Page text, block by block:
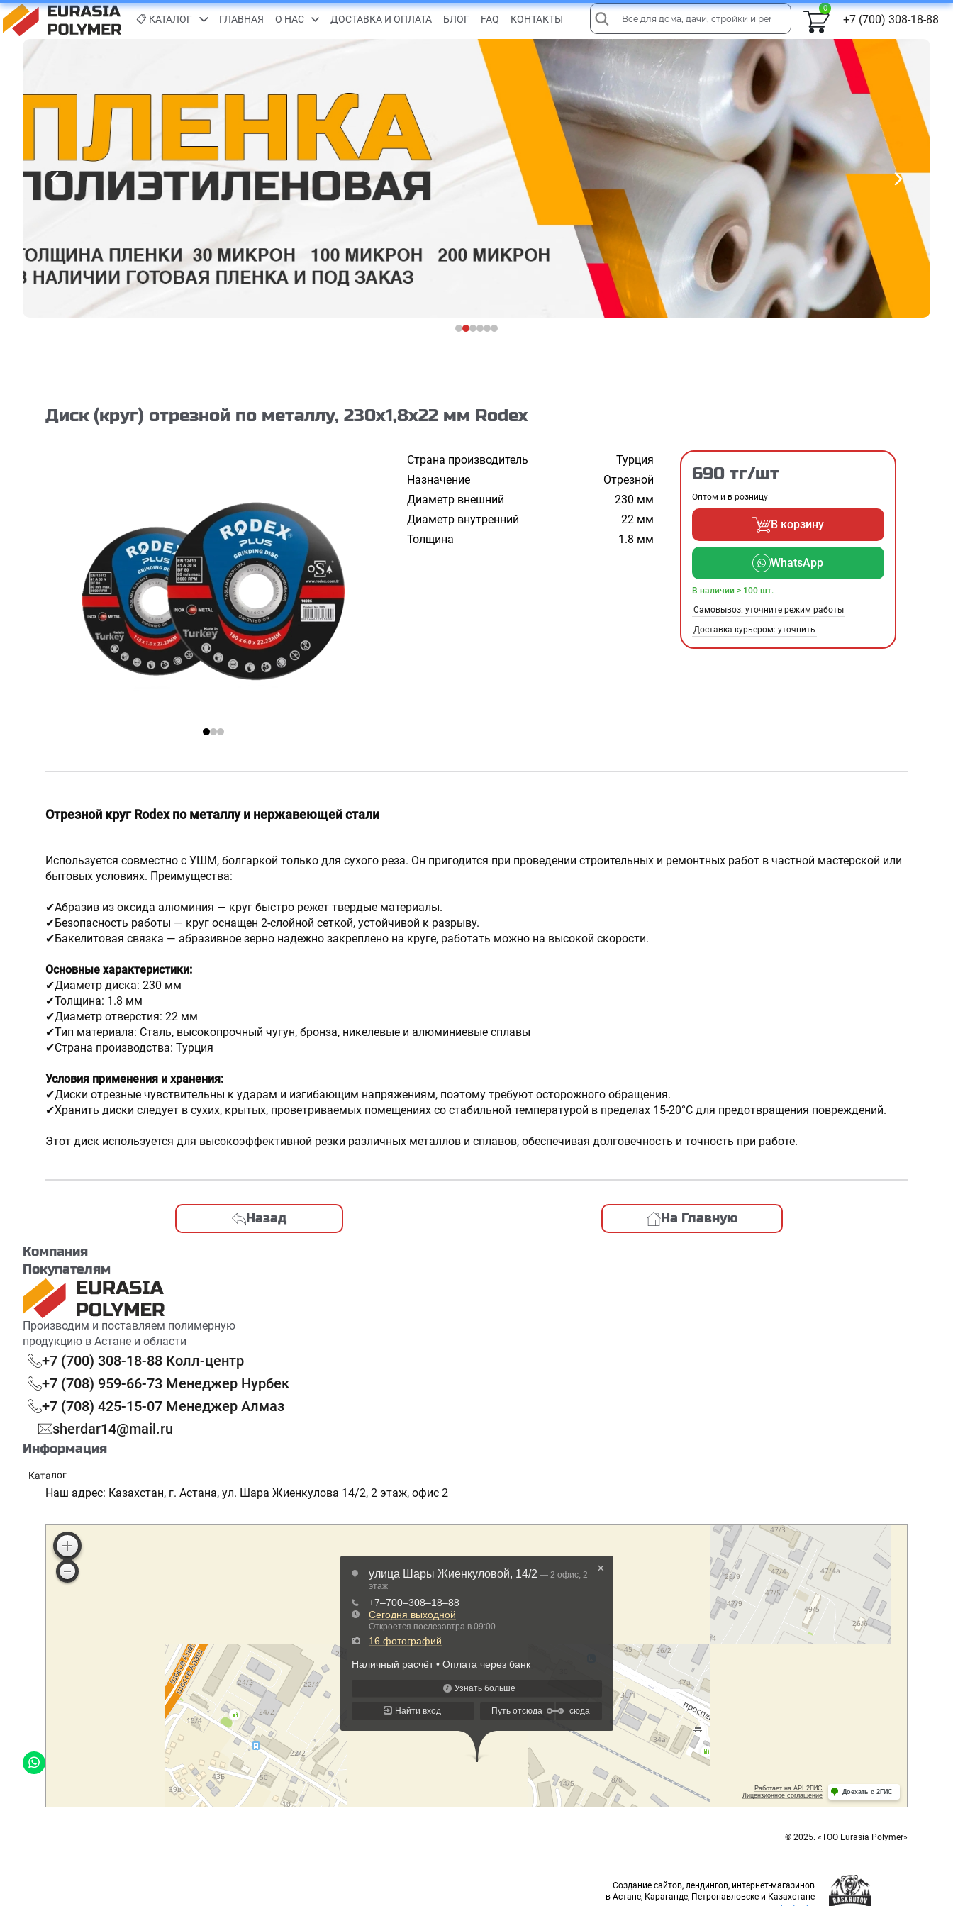
📋 КАТАЛОГ ГЛАВНАЯ О НАС ДОСТАВКА И ОПЛАТА БЛОГ FAQ КОНТАКТЫ
0
+7 (700) 308-18-88
Диск (круг) отрезной по металлу, 230х1,8х22 мм Rodex
Страна производитель
Турция
Назначение
Отрезной
Диаметр внешний
230 мм
Диаметр внутренний
22 мм
Толщина
1.8 мм
690 тг/шт
Оптом и в розницу
В корзину
WhatsApp
В наличии > 100 шт.
Самовывоз: уточните режим работы
Доставка курьером: уточнить
Отрезной круг Rodex по металлу и нержавеющей стали
Используется совместно с УШМ, болгаркой только для сухого реза. Он пригодится при проведении строительных и ремонтных работ в частной мастерской или
бытовых условиях. Преимущества:
✔Абразив из оксида алюминия — круг быстро режет твердые материалы.
✔Безопасность работы — круг оснащен 2-слойной сеткой, устойчивой к разрыву.
✔Бакелитовая связка — абразивное зерно надежно закреплено на круге, работать можно на высокой скорости.
Основные характеристики:
✔Диаметр диска: 230 мм
✔Толщина: 1.8 мм
✔Диаметр отверстия: 22 мм
✔Тип материала: Сталь, высокопрочный чугун, бронза, никелевые и алюминиевые сплавы
✔Страна производства: Турция
Условия применения и хранения:
✔Диски отрезные чувствительны к ударам и изгибающим напряжениям, поэтому требуют осторожного обращения.
✔Хранить диски следует в сухих, крытых, проветриваемых помещениях со стабильной температурой в пределах 15-20°C для предотвращения повреждений.
Этот диск используется для высокоэффективной резки различных металлов и сплавов, обеспечивая долговечность и точность при работе.
Назад На Главную
Компания
Покупателям
Производим и поставляем полимерную
продукцию в Астане и области
+7 (700) 308-18-88 Колл-центр
+7 (708) 959-66-73 Менеджер Нурбек
+7 (708) 425-15-07 Менеджер Алмаз
sherdar14@mail.ru
Информация
Каталог
Реквизиты
Партнерская программа
Доставка и оплата
Скидки и акции
Блог
Наш адрес: Казахстан, г. Астана, ул. Шара Жиенкулова 14/2, 2 этаж, офис 2
© 2025. «ТОО Eurasia Polymer»
Создание сайтов, лендингов, интернет-магазинов
в Астане, Караганде, Петропавловске и Казахстане